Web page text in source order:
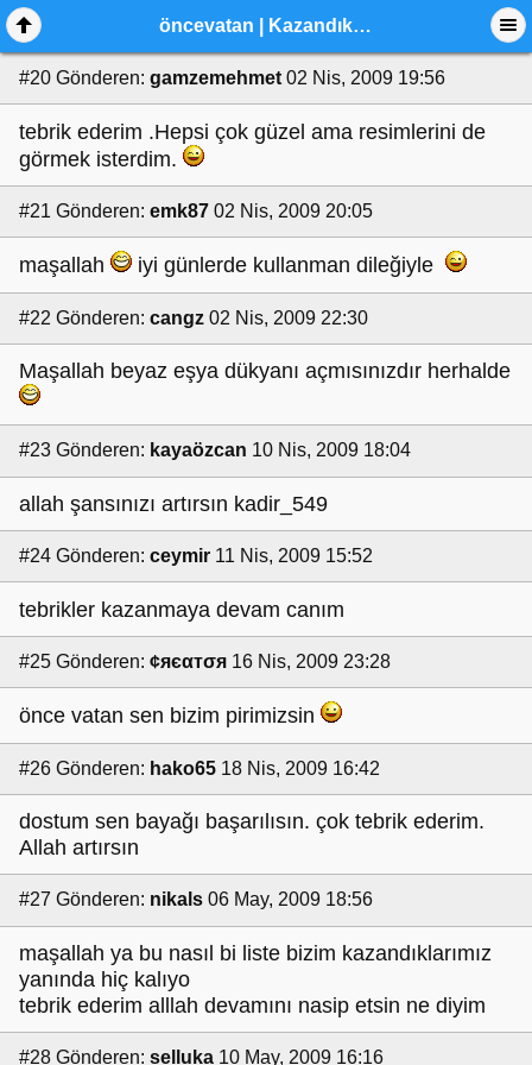
öncevatan | Kazandıklarım
#20 Gönderen: gamzemehmet 02 Nis, 2009 19:56
tebrik ederim .Hepsi çok güzel ama resimlerini de
görmek isterdim.
#21 Gönderen: emk87 02 Nis, 2009 20:05
maşallah iyi günlerde kullanman dileğiyle
#22 Gönderen: cangz 02 Nis, 2009 22:30
Maşallah beyaz eşya dükyanı açmısınızdır herhalde
#23 Gönderen: kayaözcan 10 Nis, 2009 18:04
allah şansınızı artırsın kadir_549
#24 Gönderen: ceymir 11 Nis, 2009 15:52
tebrikler kazanmaya devam canım
#25 Gönderen: ¢яєαтσя 16 Nis, 2009 23:28
önce vatan sen bizim pirimizsin
#26 Gönderen: hako65 18 Nis, 2009 16:42
dostum sen bayağı başarılısın. çok tebrik ederim.
Allah artırsın
#27 Gönderen: nikals 06 May, 2009 18:56
maşallah ya bu nasıl bi liste bizim kazandıklarımız
yanında hiç kalıyo
tebrik ederim alllah devamını nasip etsin ne diyim
#28 Gönderen: selluka 10 May, 2009 16:16